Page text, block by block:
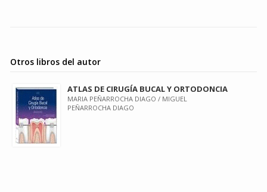
Otros libros del autor
ATLAS DE CIRUGÍA BUCAL Y ORTODONCIA
MARIA PEÑARROCHA DIAGO / MIGUEL
PEÑARROCHA DIAGO